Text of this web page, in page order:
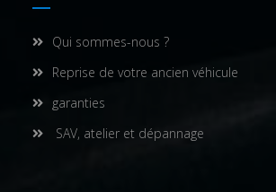
Qui sommes-nous ?
Reprise de votre ancien véhicule
garanties
SAV, atelier et dépannage